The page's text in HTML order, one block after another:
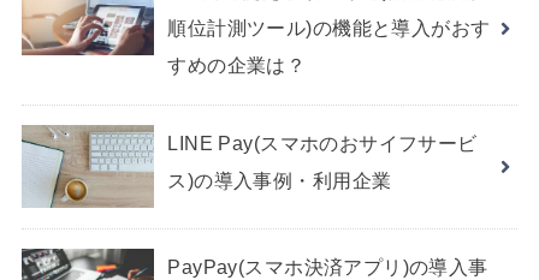
順位計測ツール)の機能と導入がおす
すめの企業は？
LINE Pay(スマホのおサイフサービ
ス)の導入事例・利用企業
PayPay(スマホ決済アプリ)の導入事